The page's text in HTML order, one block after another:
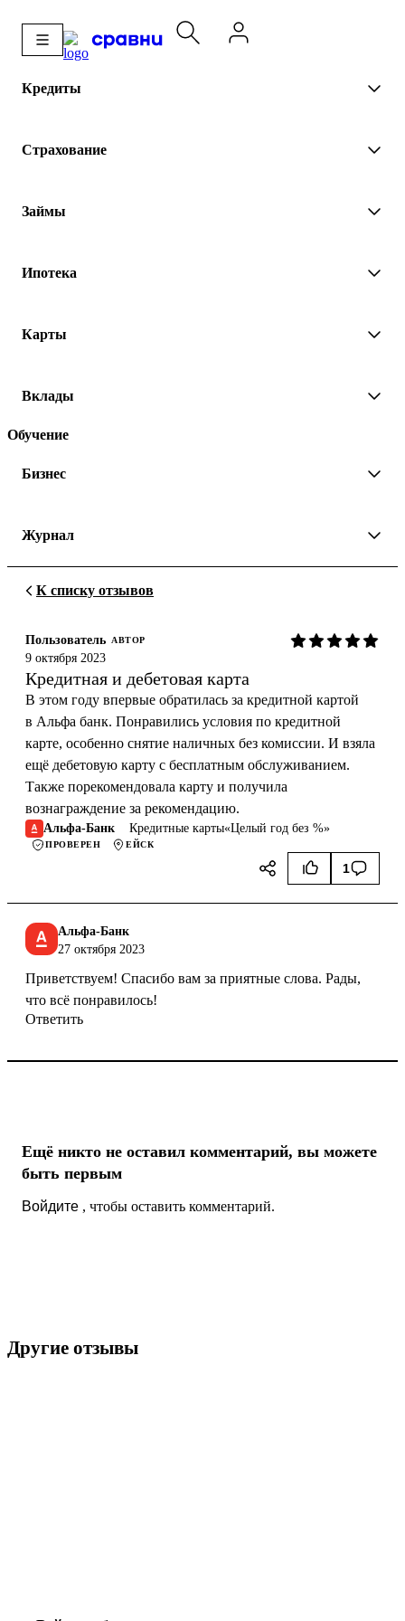
Кредиты
Страхование
Займы
Ипотека
Карты
Вклады
Обучение
Бизнес
Журнал
К списку отзывов
Пользователь АВТОР
9 октября 2023
Кредитная и дебетовая карта
В этом году впервые обратилась за кредитной картой
в Альфа банк. Понравились условия по кредитной
карте, особенно снятие наличных без комиссии. И взяла
ещё дебетовую карту с бесплатным обслуживанием.
Также порекомендовала карту и получила
вознаграждение за рекомендацию.
Альфа-Банк Кредитные карты«Целый год без %»
ПРОВЕРЕН ЕЙСК
1
Альфа-Банк
27 октября 2023
Приветствуем! Спасибо вам за приятные слова. Рады,
что всё понравилось!
Ответить
Ещё никто не оставил комментарий, вы можете
быть первым
Войдите , чтобы оставить комментарий.
Другие отзывы